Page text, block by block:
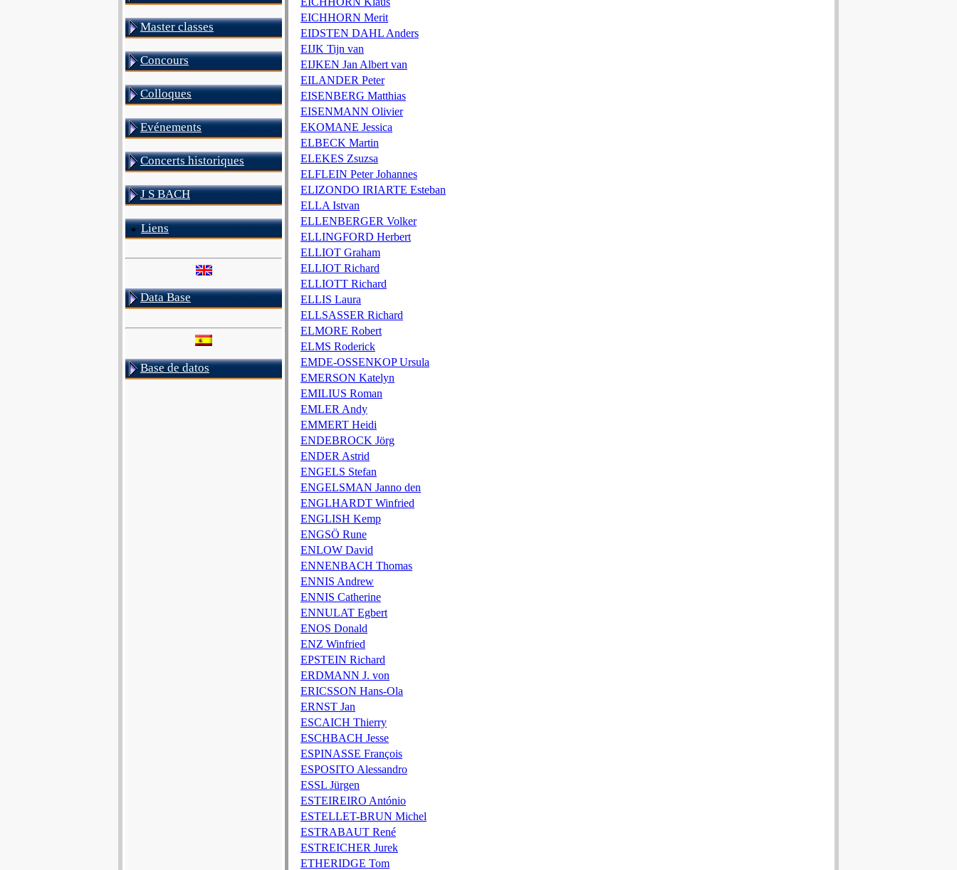
Master classes
Concours
Colloques
Evénements
Concerts historiques
J S BACH
Liens
Data Base
Base de datos
EICHHORN Merit
EIDSTEN DAHL Anders
EIJK Tijn van
EIJKEN Jan Albert van
EILANDER Peter
EISENBERG Matthias
EISENMANN Olivier
EKOMANE Jessica
ELBECK Martin
ELEKES Zsuzsa
ELFLEIN Peter Johannes
ELIZONDO IRIARTE Esteban
ELLA Istvan
ELLENBERGER Volker
ELLINGFORD Herbert
ELLIOT Graham
ELLIOT Richard
ELLIOTT Richard
ELLIS Laura
ELLSASSER Richard
ELMORE Robert
ELMS Roderick
EMDE-OSSENKOP Ursula
EMERSON Katelyn
EMILIUS Roman
EMLER Andy
EMMERT Heidi
ENDEBROCK Jörg
ENDER Astrid
ENGELS Stefan
ENGELSMAN Janno den
ENGLHARDT Winfried
ENGLISH Kemp
ENGSÖ Rune
ENLOW David
ENNENBACH Thomas
ENNIS Andrew
ENNIS Catherine
ENNULAT Egbert
ENOS Donald
ENZ Winfried
EPSTEIN Richard
ERDMANN J. von
ERICSSON Hans-Ola
ERNST Jan
ESCAICH Thierry
ESCHBACH Jesse
ESPINASSE François
ESPOSITO Alessandro
ESSL Jürgen
ESTEIREIRO António
ESTELLET-BRUN Michel
ESTRABAUT René
ESTREICHER Jurek
ETHERIDGE Tom